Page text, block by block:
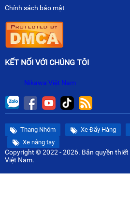
Chính sách bảo mật
KẾT NỐI VỚI CHÚNG TÔI
Nikawa Việt Nam
Thang Nhôm Xe Đẩy Hàng
Xe nâng tay
Copyright © 2022 - 2026. Bản quyền thiết
Việt Nam.